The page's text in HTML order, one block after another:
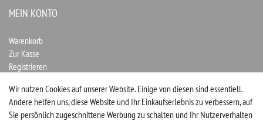
MEIN KONTO
Warenkorb
Zur Kasse
Registrieren
Vertrag widerrufen
Wir nutzen Cookies auf unserer Website. Einige von diesen sind essentiell.
Andere helfen uns, diese Website und Ihr Einkaufserlebnis zu verbessern, auf
Sie persönlich zugeschnittene Werbung zu schalten und Ihr Nutzerverhalten